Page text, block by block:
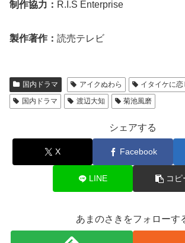
制作協力： R.I.S Enterprise
製作著作： 読売テレビ
国内ドラマ アイクぬわら
イタイケに恋
国内ドラマ
渡辺大知 菊池風磨
シェアする
X Facebook
LINE コピ
あまのさきをフォローす